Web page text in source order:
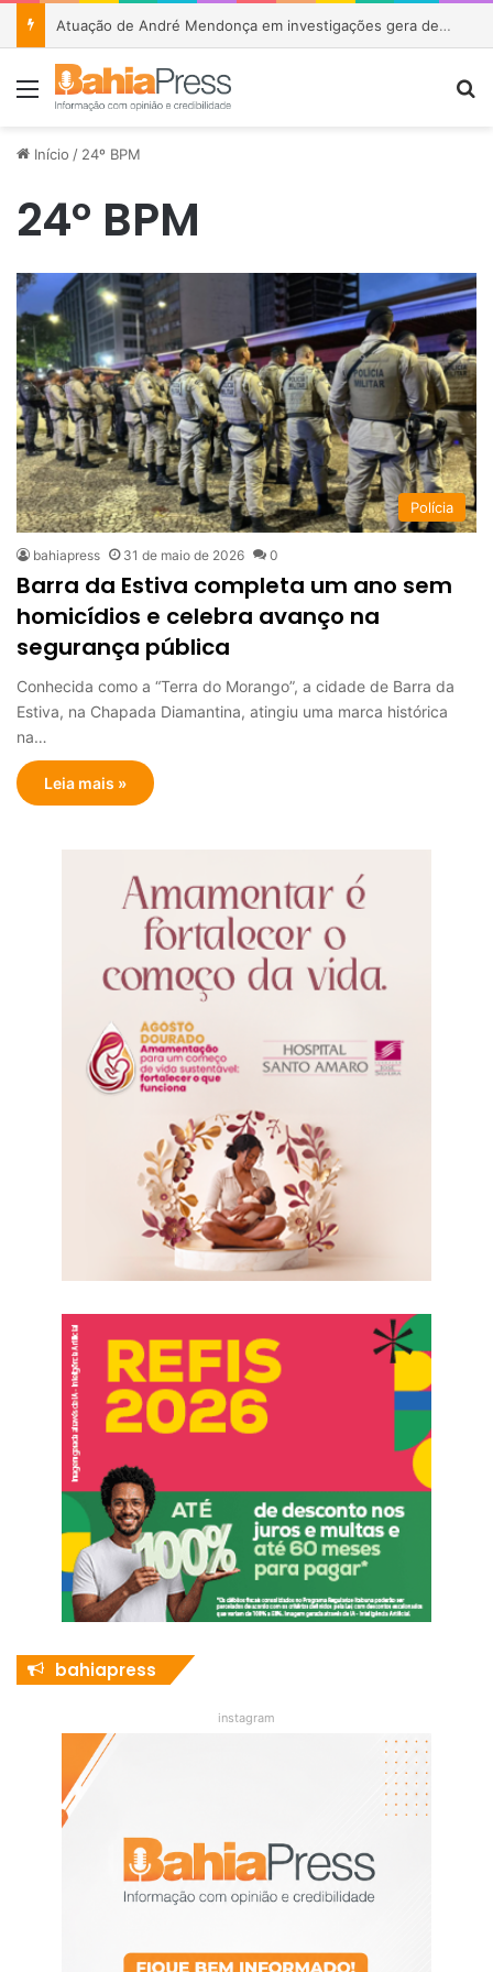
Atuação de André Mendonça em investigações gera debate sobre relação entre STF e Polícia Federal
Menu
Início / 24º BPM
24º BPM
Polícia
bahiapress 31 de maio de 2026 0
Barra da Estiva completa um ano sem
homicídios e celebra avanço na
segurança pública
Conhecida como a “Terra do Morango”, a cidade de Barra da
Estiva, na Chapada Diamantina, atingiu uma marca histórica
na…
Leia mais »
bahiapress
instagram